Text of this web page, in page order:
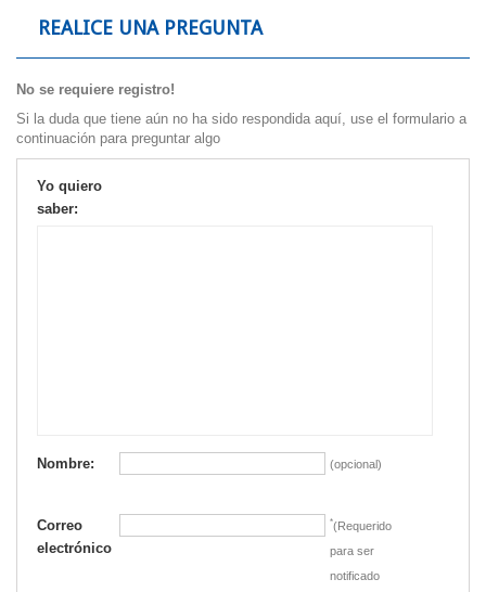
REALICE UNA PREGUNTA
No se requiere registro!
Si la duda que tiene aún no ha sido respondida aquí, use el formulario a
continuación para preguntar algo
Yo quiero
saber:
Nombre: (opcional)
Correo
electrónico
*(Requerido
para ser
notificado